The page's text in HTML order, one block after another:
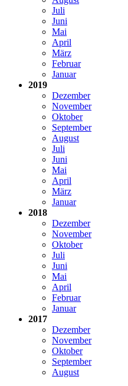
Juli
Juni
Mai
April
März
Februar
Januar
2019
Dezember
November
Oktober
September
August
Juli
Juni
Mai
April
März
Januar
2018
Dezember
November
Oktober
Juli
Juni
Mai
April
Februar
Januar
2017
Dezember
November
Oktober
September
August